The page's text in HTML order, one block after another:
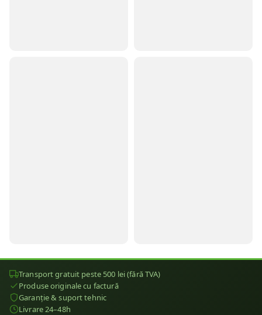
Transport gratuit peste 500 lei (fără TVA)
Produse originale cu factură
Garanție & suport tehnic
Livrare 24–48h